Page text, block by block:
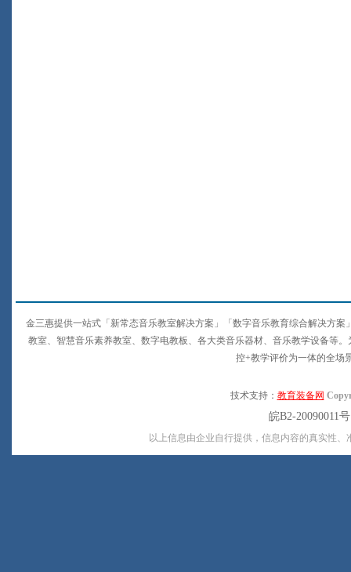
金三惠提供一站式「新常态音乐教室解决方案」「数字音乐教育综合解决方
教室、智慧音乐素养教室、数字电教板、各大类音乐器材、音乐教学设备等
控+教学评价为一体的全场
技术支持： 教育装备网
皖B2-20090011
以上信息由企业自行提供，信息内容的真实性